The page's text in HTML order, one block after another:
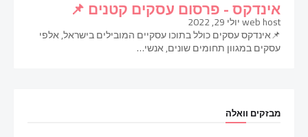
אינדקס - פרסום עסקים קטנים 📌
web hostיולי 29, 2022
📌אינדקס עסקים כולל בתוכו עסקיים המובילים בישראל, אלפי
עסקים במגוון תחומים שונים, אנשי…
מבזקים וואלה